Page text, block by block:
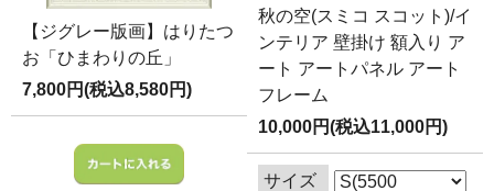
【ジグレー版画】はりたつ
お「ひまわりの丘」
7,800円(税込8,580円)
秋の空(スミコ スコット)/イ
ンテリア 壁掛け 額入り ア
ート アートパネル アート
フレーム
10,000円(税込11,000円)
サイズ